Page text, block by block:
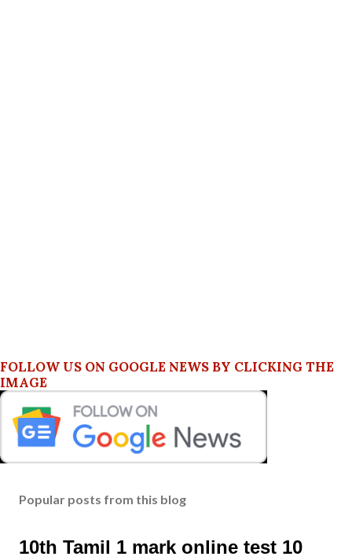
FOLLOW US ON GOOGLE NEWS BY CLICKING THE
IMAGE
Popular posts from this blog
10th Tamil 1 mark online test 10